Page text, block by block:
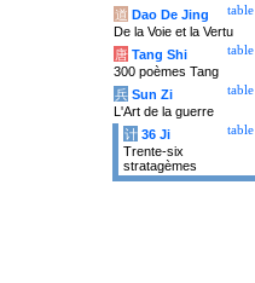
table
道 Dao De Jing
De la Voie et la Vertu
table
唐 Tang Shi
300 poèmes Tang
table
兵 Sun Zi
L'Art de la guerre
table
计 36 Ji
Trente-six
stratagèmes